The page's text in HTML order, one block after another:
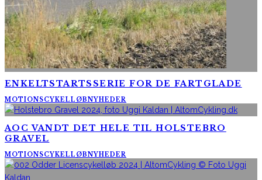
ENKELTSTARTSSERIE FOR DE FARTGLADE
MOTIONSCYKELLØBNYHEDER
AOC VANDT DET HELE TIL HOLSTEBRO
GRAVEL
MOTIONSCYKELLØBNYHEDER